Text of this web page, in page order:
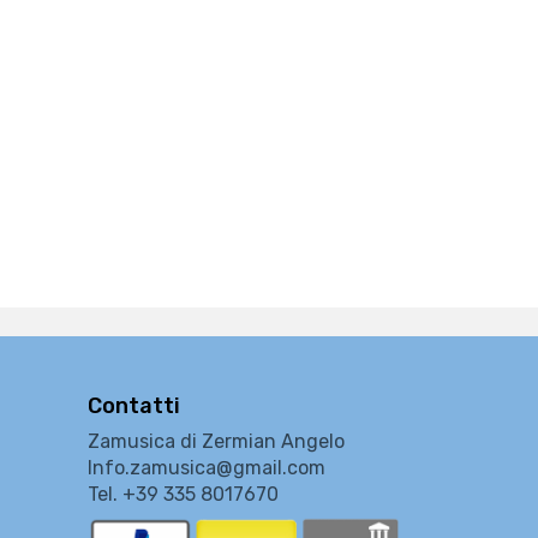
Contatti
Zamusica di Zermian Angelo
Info.zamusica@gmail.com
Tel. +39 335 8017670